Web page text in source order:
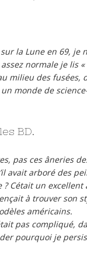
la Lune en 69, je
normale je lis «
milieu des fusées,
monde de
BD.
pas ces âneries
avait arboré des
Cétait un
à trouver son
américains.
pas compliqué,
pourquoi je